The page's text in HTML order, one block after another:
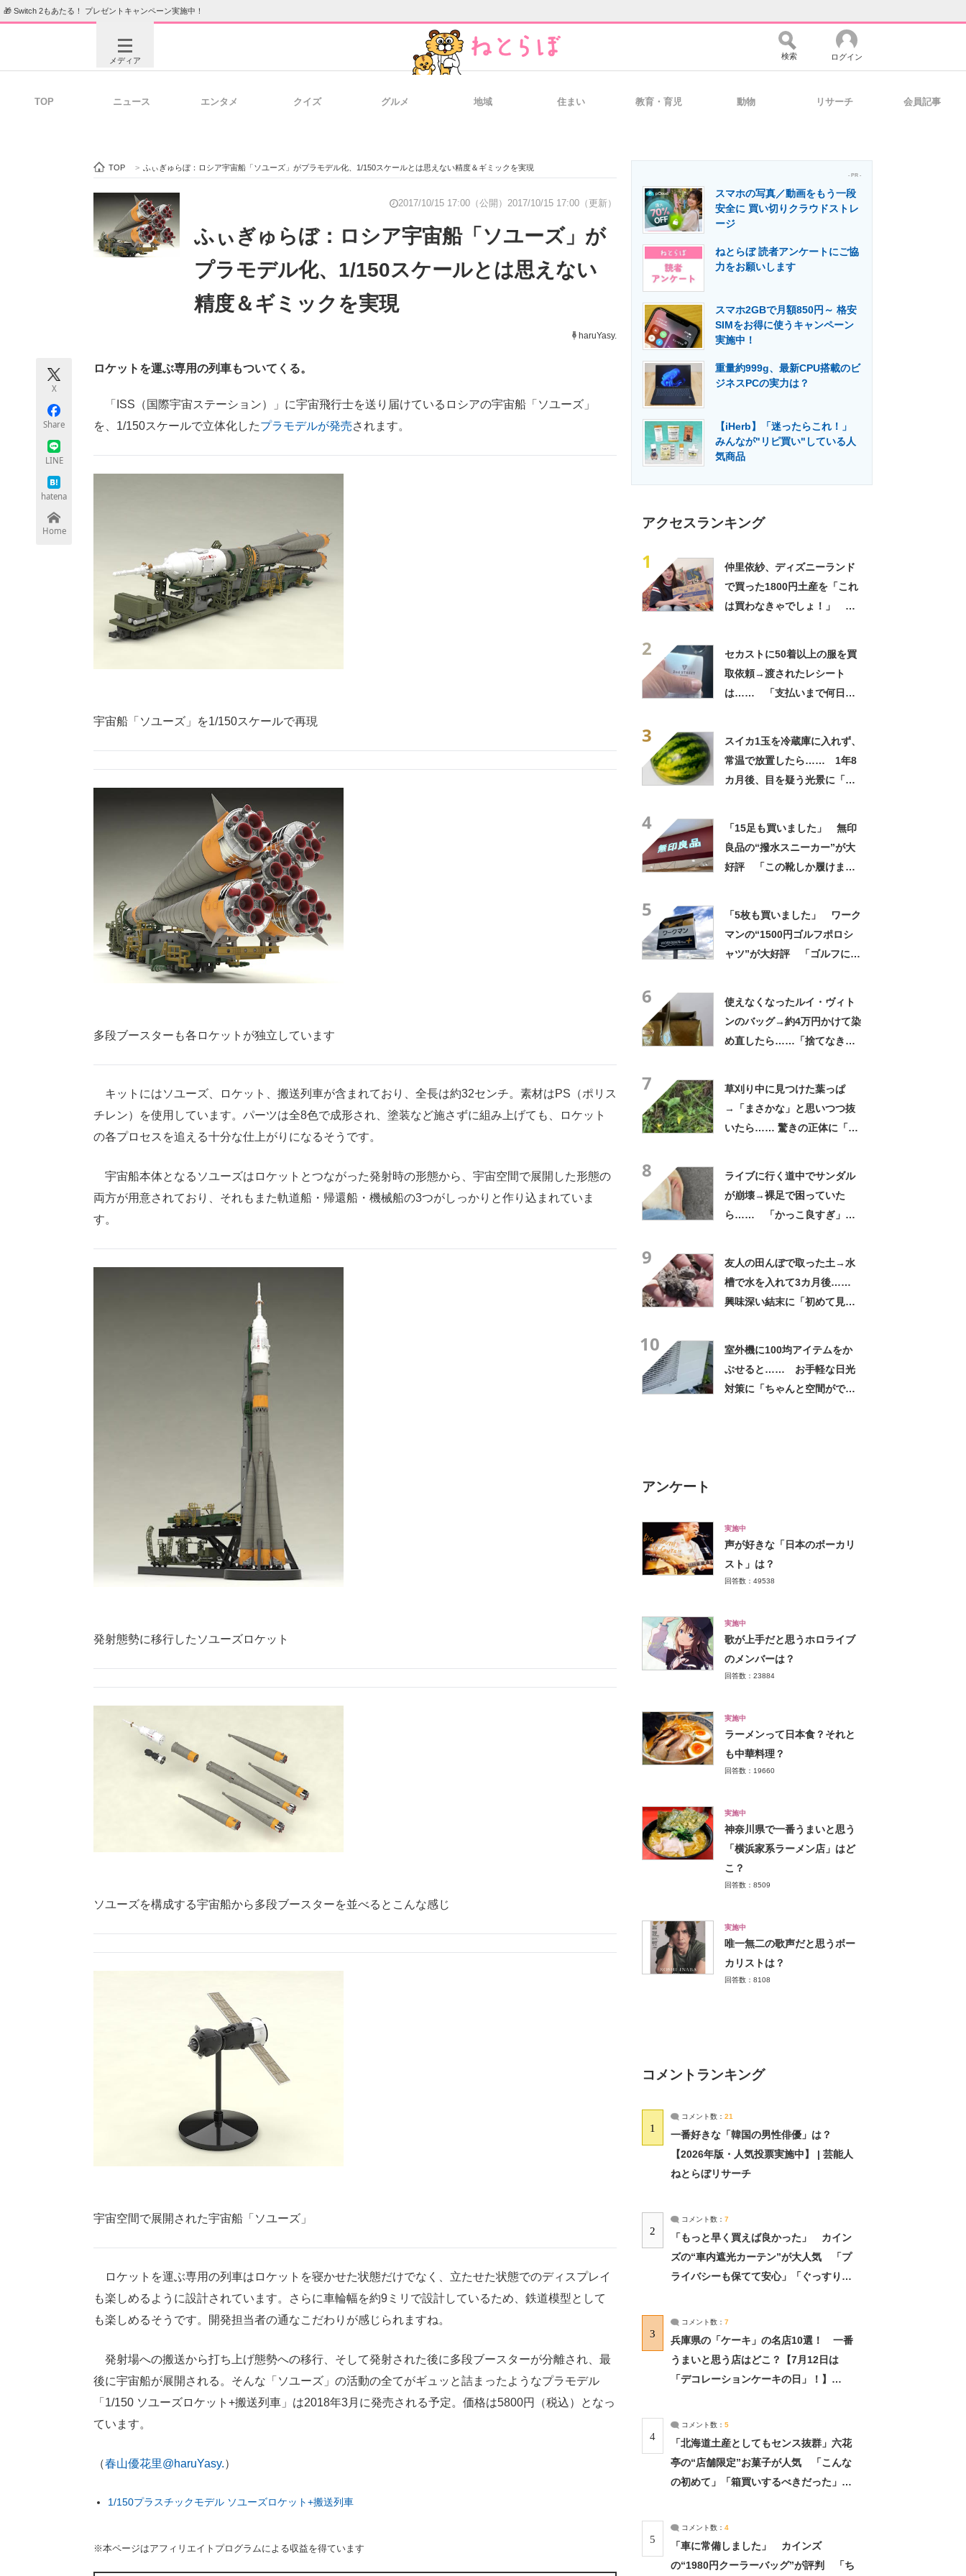
🎁 Switch 2もあたる！ プレゼントキャンペーン実施中！
メディア
ビジネスと働き方のヒント 経営リーダーのコミュニティ マーケ×ITの今がよく分かる
ITエンジニア向け専門サイト 企業向けIT製品の総合サイト IT製品の技術・比較・事例 製造業のIT導入・活用を支援
エネルギーの専門メディア 建設×テクノロジーの最前線
ちょっと気になるネットの話題
検索 ログイン
TOP ニュース エンタメ クイズ グルメ 地域 住まい 教育・育児 動物 リサーチ 会員記事
TOP > ふぃぎゅらぼ：ロシア宇宙船「ソユーズ」がプラモデル化、1/150スケールとは思えない精度＆ギミックを実現
2017/10/15 17:00（公開） 2017/10/15 17:00（更新）
ふぃぎゅらぼ：ロシア宇宙船「ソユーズ」が
プラモデル化、1/150スケールとは思えない
精度＆ギミックを実現
haruYasy.
X
Share
LINE
hatena
Home
ロケットを運ぶ専用の列車もついてくる。
「ISS（国際宇宙ステーション）」に宇宙飛行士を送り届けているロシアの宇宙船「ソユーズ」
を、1/150スケールで立体化したプラモデルが発売されます。
宇宙船「ソユーズ」を1/150スケールで再現
多段ブースターも各ロケットが独立しています
キットにはソユーズ、ロケット、搬送列車が含まれており、全長は約32センチ。素材はPS（ポリス
チレン）を使用しています。パーツは全8色で成形され、塗装など施さずに組み上げても、ロケット
の各プロセスを追える十分な仕上がりになるそうです。
宇宙船本体となるソユーズはロケットとつながった発射時の形態から、宇宙空間で展開した形態の
両方が用意されており、それもまた軌道船・帰還船・機械船の3つがしっかりと作り込まれていま
す。
発射態勢に移行したソユーズロケット
ソユーズを構成する宇宙船から多段ブースターを並べるとこんな感じ
宇宙空間で展開された宇宙船「ソユーズ」
ロケットを運ぶ専用の列車はロケットを寝かせた状態だけでなく、立たせた状態でのディスプレイ
も楽しめるように設計されています。さらに車輪幅を約9ミリで設計しているため、鉄道模型として
も楽しめるそうです。開発担当者の通なこだわりが感じられますね。
発射場への搬送から打ち上げ態勢への移行、そして発射された後に多段ブースターが分離され、最
後に宇宙船が展開される。そんな「ソユーズ」の活動の全てがギュッと詰まったようなプラモデル
「1/150 ソユーズロケット+搬送列車」は2018年3月に発売される予定。価格は5800円（税込）となっ
ています。
（春山優花里@haruYasy.）
1/150プラスチックモデル ソユーズロケット+搬送列車
※本ページはアフィリエイトプログラムによる収益を得ています
- PR -
スマホの写真／動画をもう一段
安全に 買い切りクラウドストレ
ージ
ねとらぼ 読者アンケートにご協
力をお願いします
スマホ2GBで月額850円～ 格安
SIMをお得に使うキャンペーン
実施中！
重量約999g、最新CPU搭載のビ
ジネスPCの実力は？
【iHerb】「迷ったらこれ！」
みんなが"リピ買い"している人
気商品
アクセスランキング
1
仲里依紗、ディズニーランド
で買った1800円土産を「これ
は買わなきゃでしょ！」
2
セカストに50着以上の服を買
取依頼→渡されたレシート
は…… 「支払いまで何日か
3
スイカ1玉を冷蔵庫に入れず、
常温で放置したら…… 1年8
カ月後、目を疑う光景に「ヤ
4
「15足も買いました」 無印
良品の“撥水スニーカー”が大
好評 「この靴しか履けませ
5
「5枚も買いました」 ワーク
マンの“1500円ゴルフポロシ
ャツ”が大好評 「ゴルフにも
6
使えなくなったルイ・ヴィト
ンのバッグ→約4万円かけて染
め直したら……「捨てなきゃ
7
草刈り中に見つけた葉っぱ
→「まさかな」と思いつつ抜
いたら…… 驚きの正体に「お
8
ライブに行く道中でサンダル
が崩壊→裸足で困っていた
ら…… 「かっこ良すぎ」ま
9
友人の田んぼで取った土→水
槽で水を入れて3カ月後……
興味深い結末に「初めて見
10
室外機に100均アイテムをか
ぶせると…… お手軽な日光
対策に「ちゃんと空間ができ
アンケート
実施中
声が好きな「日本のボーカリ
スト」は？
回答数：49538
実施中
歌が上手だと思うホロライブ
のメンバーは？
回答数：23884
実施中
ラーメンって日本食？それと
も中華料理？
回答数：19660
実施中
神奈川県で一番うまいと思う
「横浜家系ラーメン店」はど
こ？
回答数：8509
実施中
唯一無二の歌声だと思うボー
カリストは？
回答数：8108
コメントランキング
1
コメント数： 21
一番好きな「韓国の男性俳優」は？
【2026年版・人気投票実施中】 | 芸能人
ねとらぼリサーチ
2
コメント数： 7
「もっと早く買えば良かった」 カイン
ズの“車内遮光カーテン”が大人気 「プ
ライバシーも保てて安心」「ぐっすり眠
3
コメント数： 7
兵庫県の「ケーキ」の名店10選！ 一番
うまいと思う店はどこ？【7月12日は
「デコレーションケーキの日」！】
4
コメント数： 5
「北海道土産としてもセンス抜群」六花
亭の“店舗限定”お菓子が人気 「こんな
の初めて」「箱買いするべきだった」
5
コメント数： 4
「車に常備しました」 カインズ
の“1980円クーラーバッグ”が評判 「ち